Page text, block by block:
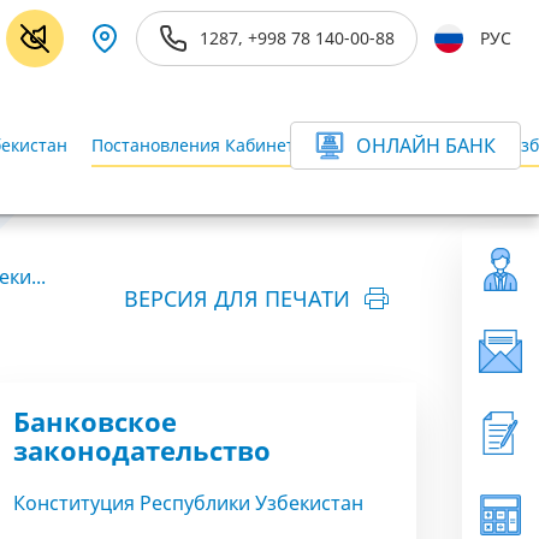
1287, +998 78 140-00-88 РУС
Постановления Кабинета Министров Республики
ОНЛАЙН БАНК
ВЕРСИЯ ДЛЯ ПЕЧАТИ
Банковское
законодательство
Конституция Республики Узбекистан